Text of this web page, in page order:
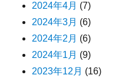
2024年4月 (7)
2024年3月 (6)
2024年2月 (6)
2024年1月 (9)
2023年12月 (16)